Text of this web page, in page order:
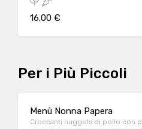
16.00 €
Per i Più Piccoli
Menù Nonna Papera
Croccanti nuggets di pollo con